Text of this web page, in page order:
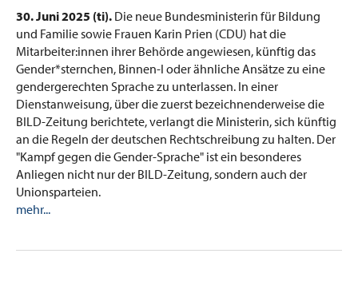
30. Juni 2025 (ti). Die neue Bundesministerin für Bildung
und Familie sowie Frauen Karin Prien (CDU) hat die
Mitarbeiter:innen ihrer Behörde angewiesen, künftig das
Gender*sternchen, Binnen-I oder ähnliche Ansätze zu eine
gendergerechten Sprache zu unterlassen. In einer
Dienstanweisung, über die zuerst bezeichnenderweise die
BILD-Zeitung berichtete, verlangt die Ministerin, sich künftig
an die Regeln der deutschen Rechtschreibung zu halten. Der
"Kampf gegen die Gender-Sprache" ist ein besonderes
Anliegen nicht nur der BILD-Zeitung, sondern auch der
Unionsparteien.
mehr...